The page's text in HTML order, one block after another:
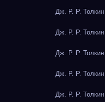
Дж. Р. Р.
Дж. Р. Р.
Дж. Р. Р.
Дж. Р. Р.
Дж. Р. Р.